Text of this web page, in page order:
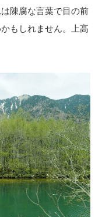
陳腐な言葉で目の前
もしれません。上高